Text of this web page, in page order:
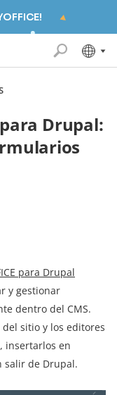
para Drupal:
para Drupal
y gestionar
dentro del CMS.
sitio y los editores
insertarlos en
salir de Drupal.